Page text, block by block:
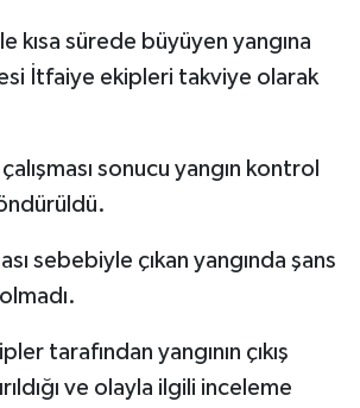
kısa sürede büyüyen yangına
İtfaiye ekipleri takviye olarak
sonucu yangın kontrol
sebebiyle çıkan yangında şans
tarafından yangının çıkış
ve olayla ilgili inceleme